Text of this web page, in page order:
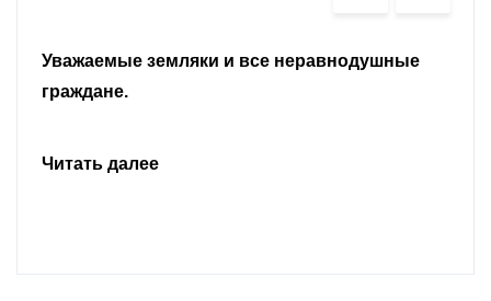
Уважаемые земляки и все неравнодушные
граждане.
Читать далее